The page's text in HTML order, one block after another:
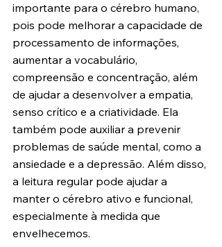
importante para o cérebro humano,
pois pode melhorar a capacidade de
processamento de informações,
aumentar a vocabulário,
compreensão e concentração, além
de ajudar a desenvolver a empatia,
senso crítico e a criatividade. Ela
também pode auxiliar a prevenir
problemas de saúde mental, como a
ansiedade e a depressão. Além disso,
a leitura regular pode ajudar a
manter o cérebro ativo e funcional,
especialmente à medida que
envelhecemos.